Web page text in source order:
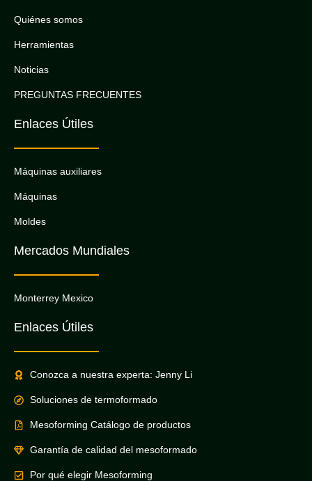
Quiénes somos
Herramientas
Noticias
PREGUNTAS FRECUENTES
Enlaces Útiles
Máquinas auxiliares
Máquinas
Moldes
Mercados Mundiales
Monterrey Mexico
Enlaces Útiles
Conozca a nuestra experta: Jenny Li
Soluciones de termoformado
Mesoforming Catálogo de productos
Garantía de calidad del mesoformado
Por qué elegir Mesoforming